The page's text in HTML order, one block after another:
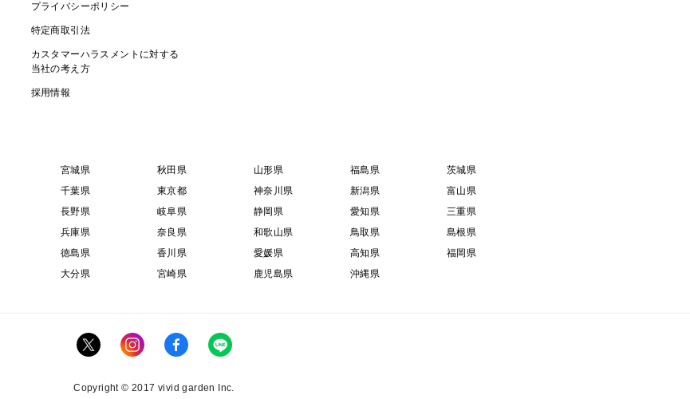
プライバシーポリシー
特定商取引法
カスタマーハラスメントに対する
当社の考え方
採用情報
宮城県 秋田県 山形県 福島県
茨城県
千葉県 東京都 神奈川県 新潟県
富山県
長野県 岐阜県 静岡県 愛知県
三重県
兵庫県 奈良県 和歌山県 鳥取県
島根県
徳島県 香川県 愛媛県 高知県
福岡県
大分県 宮崎県 鹿児島県 沖縄県
Copyright © 2017 vivid garden Inc.